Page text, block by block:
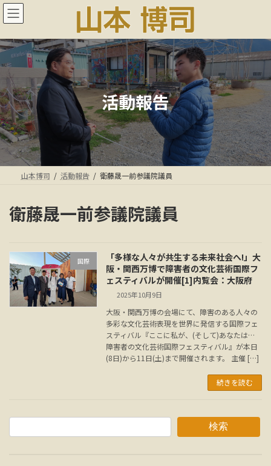
コ
ン
ン
ツ
へ
ス
キ
ッ
プ
ナ
ビ
ー
シ
ョ
ン
に
移
動
活動報告
山本博司 活動報告 衛藤晟一前参議院議員
衛藤晟一前参議院議員
国際
「多様な人々が共生する未来社会へ!」大
阪・関西万博で障害者の文化芸術国際フ
ェスティバルが開催[1]内覧会：大阪府
2025年10月9日
大阪・関西万博の会場にて、障害のある人々の
多彩な文化芸術表現を世界に発信する国際フェ
スティバル『ここに私が、(そして)あなたは…
障害者の文化芸術国際フェスティバル』が本日
(8日)から11日(土)まで開催されます。 主催 […]
続きを読む
検索